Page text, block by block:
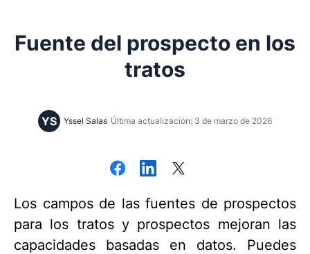
Contáctanos
Fuente del prospecto en los
tratos
YS Yssel Salas Última actualización: 3 de marzo de 2026
Los campos de las fuentes de prospectos
para los tratos y prospectos mejoran las
capacidades basadas en datos. Puedes